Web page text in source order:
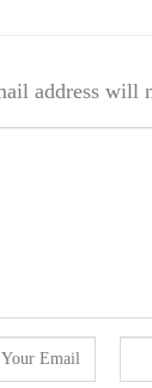
address will